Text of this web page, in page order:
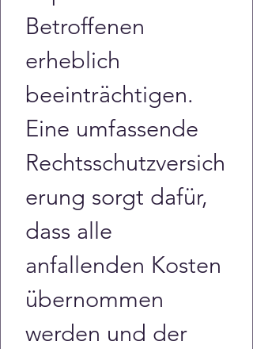
Betroffenen
erheblich
beeinträchtigen.
Eine umfassende
Rechtsschutzversich
erung sorgt dafür,
dass alle
anfallenden Kosten
übernommen
werden und der